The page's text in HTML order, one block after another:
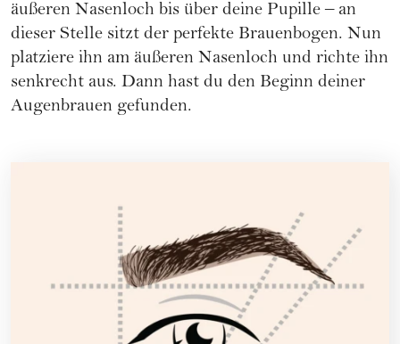
äußeren Nasenloch bis über deine Pupille – an
dieser Stelle sitzt der perfekte Brauenbogen. Nun
platziere ihn am äußeren Nasenloch und richte ihn
senkrecht aus. Dann hast du den Beginn deiner
Augenbrauen gefunden.